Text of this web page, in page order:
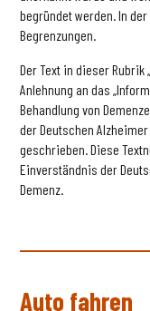
begründet werden. In
Begrenzungen.
Der Text in dieser
Anlehnung an das
Behandlung von
der Deutschen
geschrieben. Diese
Einverständnis der
Demenz.
Auto fahren